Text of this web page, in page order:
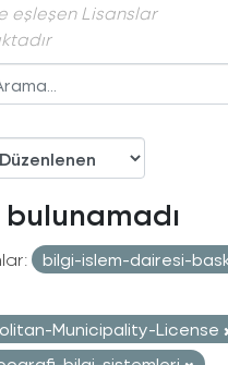
eşleşen Lisanslar
bilgi-islem-dairesi-
Municipality-License